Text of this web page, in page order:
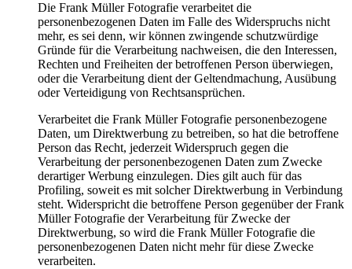
Die Frank Müller Fotografie verarbeitet die
personenbezogenen Daten im Falle des Widerspruchs nicht
mehr, es sei denn, wir können zwingende schutzwürdige
Gründe für die Verarbeitung nachweisen, die den Interessen,
Rechten und Freiheiten der betroffenen Person überwiegen,
oder die Verarbeitung dient der Geltendmachung, Ausübung
oder Verteidigung von Rechtsansprüchen.
Verarbeitet die Frank Müller Fotografie personenbezogene
Daten, um Direktwerbung zu betreiben, so hat die betroffene
Person das Recht, jederzeit Widerspruch gegen die
Verarbeitung der personenbezogenen Daten zum Zwecke
derartiger Werbung einzulegen. Dies gilt auch für das
Profiling, soweit es mit solcher Direktwerbung in Verbindung
steht. Widerspricht die betroffene Person gegenüber der Frank
Müller Fotografie der Verarbeitung für Zwecke der
Direktwerbung, so wird die Frank Müller Fotografie die
personenbezogenen Daten nicht mehr für diese Zwecke
verarbeiten.